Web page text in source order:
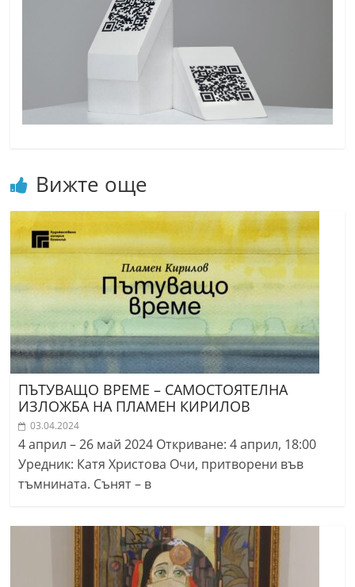
Вижте още
ПЪТУВАЩО ВРЕМЕ – САМОСТОЯТЕЛНА
ИЗЛОЖБА НА ПЛАМЕН КИРИЛОВ
03.04.2024
4 април – 26 май 2024 Откриване: 4 април, 18:00
Уредник: Катя Христова Очи, притворени във
тъмнината. Сънят – в